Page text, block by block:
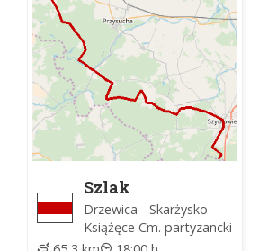
Szlak
partyzancki im.
mjr Henryka
Dobrzańskiego
Drzewica - Skarżysko
Książęce Cm. partyzancki